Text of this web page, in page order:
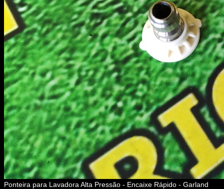
Ponteira para Lavadora Alta Pressão - Encaixe Rápido - Garland